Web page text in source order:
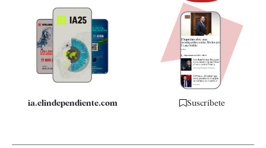
Quiénes somos
Especificaciones
ia.elindependiente.com Suscríbete